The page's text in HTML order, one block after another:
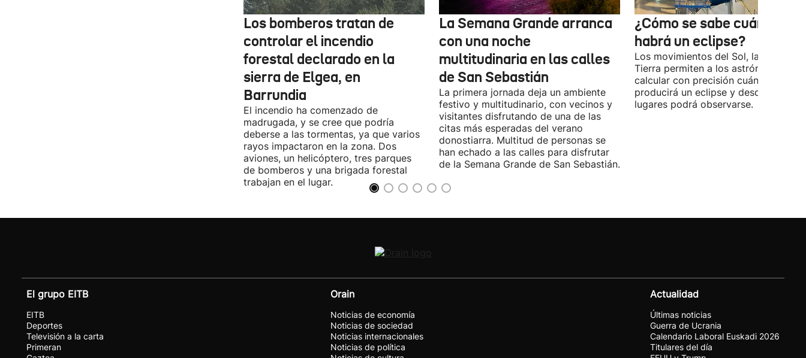
Los bomberos tratan de
controlar el incendio
forestal declarado en la
sierra de Elgea, en
Barrundia
El incendio ha comenzado de
madrugada, y se cree que podría
deberse a las tormentas, ya que varios
rayos impactaron en la zona. Dos
aviones, un helicóptero, tres parques
de bomberos y una brigada forestal
trabajan en el lugar.
La Semana Grande arranca
con una noche
multitudinaria en las calles
de San Sebastián
La primera jornada deja un ambiente
festivo y multitudinario, con vecinos y
visitantes disfrutando de una de las
citas más esperadas del verano
donostiarra. Multitud de personas se
han echado a las calles para disfrutar
de la Semana Grande de San Sebastián.
¿Cómo se sabe cuándo
habrá un eclipse?
Los movimientos del Sol, la Luna y la
Tierra permiten a los astrónomos
calcular con precisión cuándo se
producirá un eclipse y desde qué
lugares podrá observarse.
El grupo EITB
EITB
Deportes
Televisión a la carta
Primeran
Orain
Noticias de economía
Noticias de sociedad
Noticias internacionales
Noticias de política
Actualidad
Últimas noticias
Guerra de Ucrania
Calendario Laboral Euskadi 2026
Titulares del día